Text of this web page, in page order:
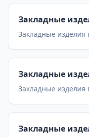
Закладные
Закладные
Закладные
Закладные
Закладные